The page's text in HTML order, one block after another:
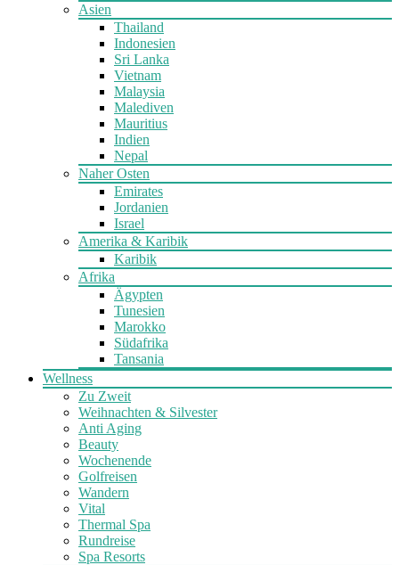
Asien
Thailand
Indonesien
Sri Lanka
Vietnam
Malaysia
Malediven
Mauritius
Indien
Nepal
Naher Osten
Emirates
Jordanien
Israel
Amerika & Karibik
Karibik
Afrika
Ägypten
Tunesien
Marokko
Südafrika
Tansania
Wellness
Zu Zweit
Weihnachten & Silvester
Anti Aging
Beauty
Wochenende
Golfreisen
Wandern
Vital
Thermal Spa
Rundreise
Spa Resorts